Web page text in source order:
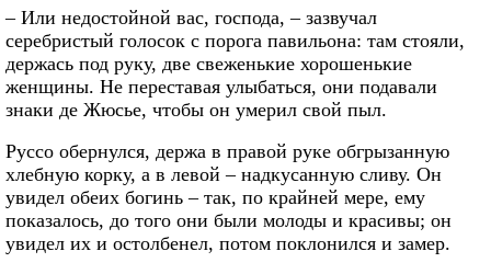
– Или недостойной вас, господа, – зазвучал
серебристый голосок с порога павильона: там стояли,
держась под руку, две свеженькие хорошенькие
женщины. Не переставая улыбаться, они подавали
знаки де Жюсье, чтобы он умерил свой пыл.
Руссо обернулся, держа в правой руке обгрызанную
хлебную корку, а в левой – надкусанную сливу. Он
увидел обеих богинь – так, по крайней мере, ему
показалось, до того они были молоды и красивы; он
увидел их и остолбенел, потом поклонился и замер.